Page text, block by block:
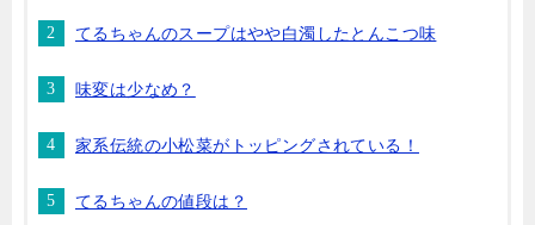
てるちゃんのスープはやや白濁したとんこつ味
味変は少なめ？
家系伝統の小松菜がトッピングされている！
てるちゃんの値段は？